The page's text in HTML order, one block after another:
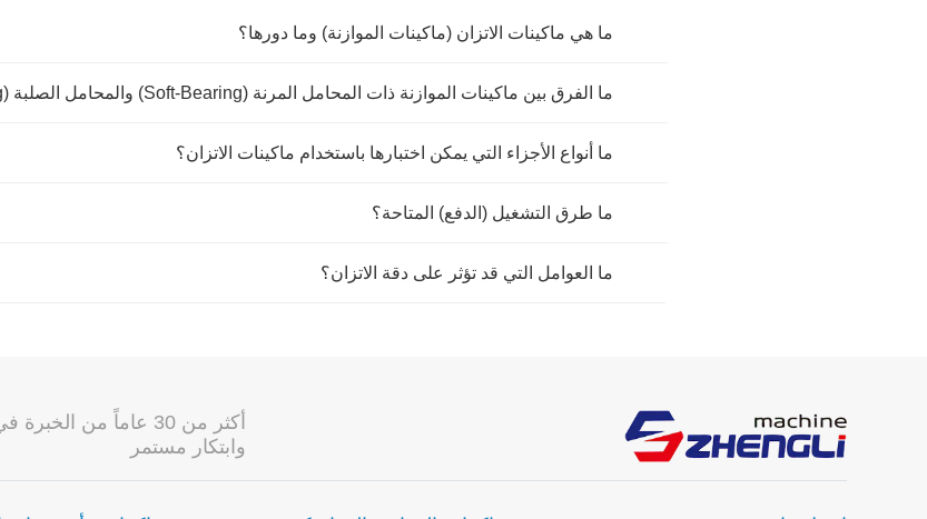
ما هي ماكينات الاتزان (ماكينات الموازنة) وما دورها؟
ما الفرق بين ماكينات الموازنة ذات المحامل المرنة (Soft-Bearing) والمحامل الصلبة (Hard-Bearing)؟
ما أنواع الأجزاء التي يمكن اختبارها باستخدام ماكينات الاتزان؟
ما طرق التشغيل (الدفع) المتاحة؟
ما العوامل التي قد تؤثر على دقة الاتزان؟
أكثر من 30 عاماً من
وابتكار مستمر